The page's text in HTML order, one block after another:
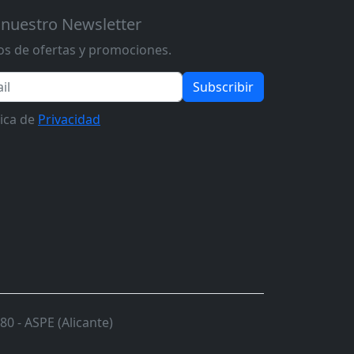
Newsletter
de ofertas y promociones.
Subscribir
de Privacidad
- ASPE (Alicante)